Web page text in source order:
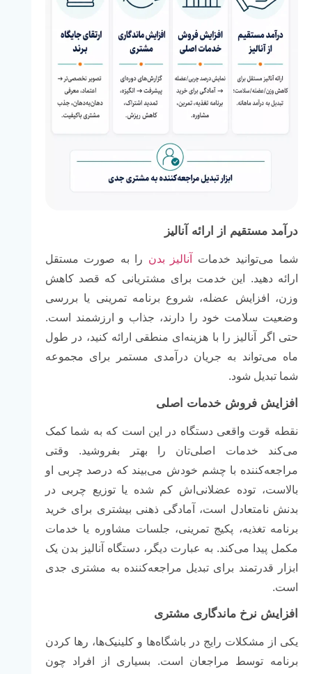
درآمد مستقیم از ارائه آنالیز
شما می‌توانید خدمات آنالیز بدن را به صورت مستقل
ارائه دهید. این خدمت برای مشتریانی که قصد کاهش
وزن، افزایش عضله، شروع برنامه تمرینی یا بررسی
وضعیت سلامت خود را دارند، جذاب و ارزشمند است.
حتی اگر آنالیز را با هزینه‌ای منطقی ارائه کنید، در طول
ماه می‌تواند به جریان درآمدی مستمر برای مجموعه
شما تبدیل شود.
افزایش فروش خدمات اصلی
نقطه قوت واقعی دستگاه در این است که به شما کمک
می‌کند خدمات اصلی‌تان را بهتر بفروشید. وقتی
مراجعه‌کننده با چشم خودش می‌بیند که درصد چربی او
بالاست، توده عضلانی‌اش کم شده یا توزیع چربی در
بدنش نامتعادل است، آمادگی ذهنی بیشتری برای خرید
برنامه تغذیه، پکیج تمرینی، جلسات مشاوره یا خدمات
مکمل پیدا می‌کند. به عبارت دیگر، دستگاه آنالیز بدن یک
ابزار قدرتمند برای تبدیل مراجعه‌کننده به مشتری جدی
است.
افزایش نرخ ماندگاری مشتری
یکی از مشکلات رایج در باشگاه‌ها و کلینیک‌ها، رها کردن
برنامه توسط مراجعان است. بسیاری از افراد چون